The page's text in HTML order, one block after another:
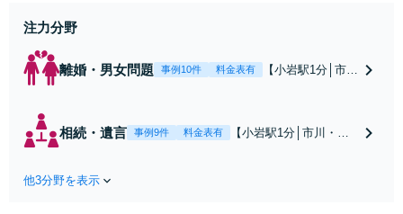
注力分野
離婚・男女問題 事例10件 料金表有
【小岩駅1分│市
回避、裁判提起前
の和解、子の認知
相続・遺言 事例9件 料金表有
【小岩駅1分│市川・船
他3分野を表示